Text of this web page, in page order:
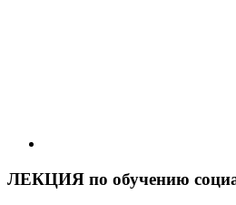
ЛЕКЦИЯ по обучению